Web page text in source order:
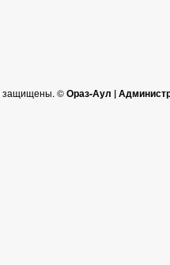
защищены. ©Ораз-Аул |